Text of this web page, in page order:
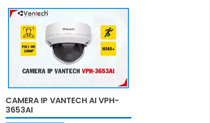
cả ngày lẫn đêm
CAMERA IP VANTECH AI VPH-
3653AI